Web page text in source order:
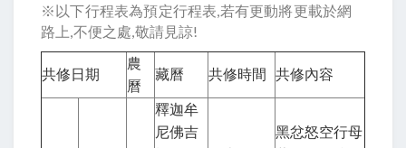
※以下行程表為預定行程表,若有更動將更載於網
路上,不便之處,敬請見諒!
共修日期
農
曆
藏曆 共修時間 共修內容
釋迦牟
尼佛吉
黑忿怒空行母